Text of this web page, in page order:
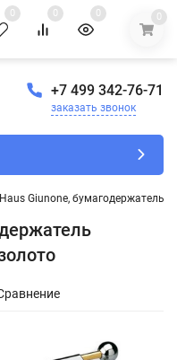
0 0 0 0
+7 499 342-76-71
заказать звонок
Giunone, бумагодержатель